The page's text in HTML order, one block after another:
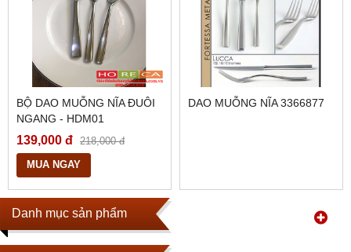
Danh mục sản phẩm
BỘ DAO MUỖNG NĨA ĐUÔI
NGANG - HDM01
139,000 đ 218,000 đ
MUA NGAY
DAO MUỖNG NĨA 3366877